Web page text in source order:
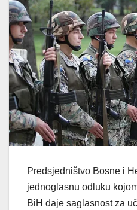
Predsjedništvo Bosne i
jednoglasnu odluku
BiH daje saglasnost za